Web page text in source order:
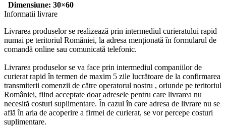
Dimensiune: 30×60
Informatii livrare
Livrarea produselor se realizează prin intermediul curieratului rapid
numai pe teritoriul României, la adresa menționată în formularul de
comandă online sau comunicată telefonic.
Livrarea produselor se va face prin intermediul companiilor de
curierat rapid în termen de maxim 5 zile lucrătoare de la confirmarea
transmiterii comenzii de către operatorul nostru , oriunde pe teritoriul
României, fiind acceptate doar adresele pentru care livrarea nu
necesită costuri suplimentare. În cazul în care adresa de livrare nu se
află în aria de acoperire a firmei de curierat, se vor percepe costuri
suplimentare.